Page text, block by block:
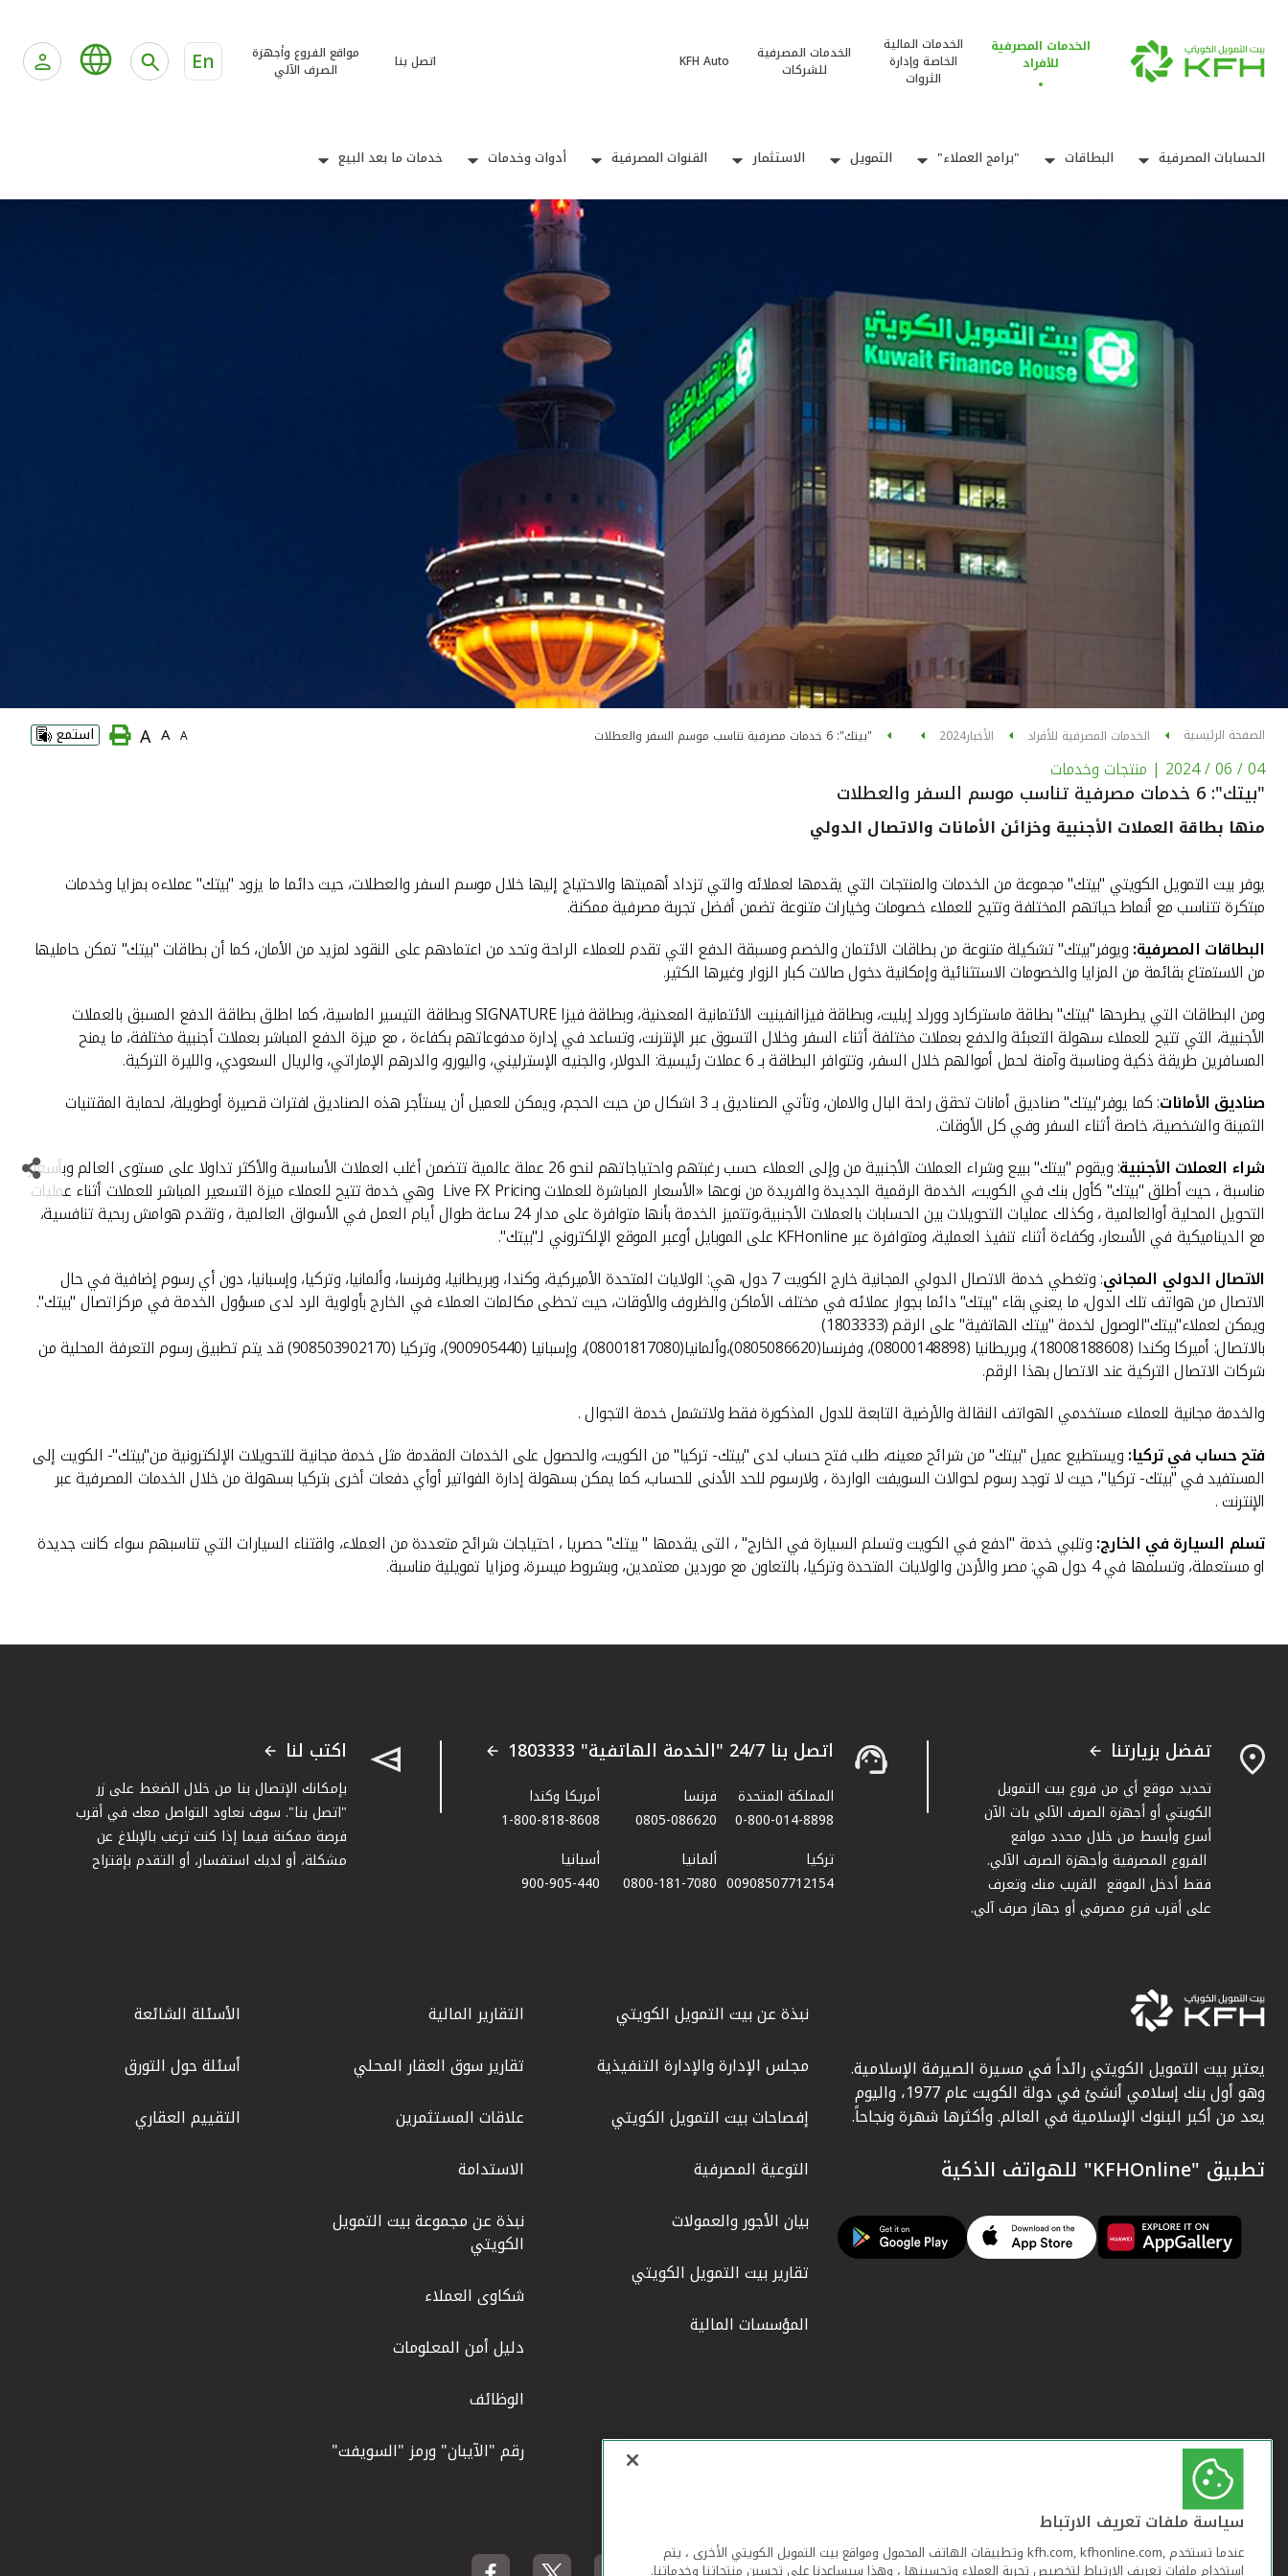
الخدمات المصرفية
للأفراد
الخدمات المالية
الخاصة وإدارة
الثروات
الخدمات المصرفية
للشركات
KFH Auto اتصل بنا
مواقع الفروع وأجهزة
الصرف الآلي
En
الحسابات المصرفية البطاقات "برامج العملاء" التمويل الاستثمار القنوات المصرفية أدوات وخدمات خدمات ما بعد البيع
الصفحة الرئيسية الخدمات المصرفية للأفراد الأخبار2024 "بيتك": 6 خدمات مصرفية تناسب موسم السفر والعطلات A
A
A استمع
04 / 06 / 2024 | منتجات وخدمات
"بيتك": 6 خدمات مصرفية تناسب موسم السفر والعطلات
منها بطاقة العملات الأجنبية وخزائن الأمانات والاتصال الدولي
يوفر بيت التمويل الكويتي "بيتك" مجموعة من الخدمات والمنتجات التي يقدمها لعملائه والتي تزداد أهميتها والاحتياج إليها خلال موسم السفر والعطلات، حيث دائما ما يزود "بيتك" عملاءه بمزايا وخدمات
مبتكرة تتناسب مع أنماط حياتهم المختلفة وتتيح للعملاء خصومات وخيارات متنوعة تضمن أفضل تجربة مصرفية ممكنة.
البطاقات المصرفية:ويوفر"بيتك" تشكيلة متنوعة من بطاقات الائتمان والخصم ومسبقة الدفع التي تقدم للعملاء الراحة وتحد من اعتمادهم على النقود لمزيد من الأمان، كما أن بطاقات "بيتك" تمكن حامليها
من الاستمتاع بقائمة من المزايا والخصومات الاستثنائية وإمكانية دخول صالات كبار الزوار وغيرها الكثير.
ومن البطاقات التي يطرحها "بيتك" بطاقة ماستركارد وورلد إيليت، وبطاقة فيزاانفينيت الائتمانية المعدنية، وبطاقة فيزا SIGNATURE وبطاقة التيسير الماسية، كما اطلق بطاقة الدفع المسبق بالعملات
الأجنبية، التي تتيح للعملاء سهولة التعبئة والدفع بعملات مختلفة أثناء السفر وخلال التسوق عبر الإنترنت، وتساعد في إدارة مدفوعاتهم بكفاءة ، مع ميزة الدفع المباشر بعملات أجنبية مختلفة، ما يمنح
المسافرين طريقة ذكية ومناسبة وآمنة لحمل أموالهم خلال السفر، وتتوافر البطاقة بـ 6 عملات رئيسية: الدولار، والجنيه الإسترليني، واليورو، والدرهم الإماراتي، والريال السعودي، والليرة التركية.
صناديق الأمانات
: كما يوفر"بيتك" صناديق أمانات تحقق راحة البال والامان، وتأتي الصناديق بـ 3 اشكال من حيث الحجم، ويمكن للعميل أن يستأجر هذه الصناديق لفترات قصيرة أوطويلة، لحماية المقتنيات
الثمينة والشخصية، خاصة أثناء السفر وفي كل الأوقات.
شراء العملات الأجنبية
: ويقوم "بيتك" ببيع وشراء العملات الأجنبية من وإلى العملاء حسب رغبتهم واحتياجاتهم لنحو 26 عملة عالمية تتضمن أغلب العملات الأساسية والأكثر تداولا على مستوى العالم وبأسعار
مناسبة ، حيث أطلق "بيتك" كأول بنك في الكويت، الخدمة الرقمية الجديدة والفريدة من نوعها «الأسعار المباشرة للعملات Live FX Pricing وهي خدمة تتيح للعملاء ميزة التسعير المباشر للعملات أثناء عمليات
التحويل المحلية أوالعالمية ، وكذلك عمليات التحويلات بين الحسابات بالعملات الأجنبية،وتتميز الخدمة بأنها متوافرة على مدار 24 ساعة طوال أيام العمل في الأسواق العالمية ، وتقدم هوامش ربحية تنافسية،
مع الديناميكية في الأسعار، وكفاءة أثناء تنفيذ العملية، ومتوافرة عبر KFHonline على الموبايل أوعبر الموقع الإلكتروني لـ"بيتك".
الاتصال الدولي المجاني
: وتغطي خدمة الاتصال الدولي المجانية خارج الكويت 7 دول، هي: الولايات المتحدة الأميركية، وكندا، وبريطانيا، وفرنسا، وألمانيا، وتركيا، وإسبانيا، دون أي رسوم إضافية في حال
الاتصال من هواتف تلك الدول، ما يعني بقاء "بيتك" دائما بجوار عملائه في مختلف الأماكن والظروف والأوقات، حيث تحظى مكالمات العملاء في الخارج بأولوية الرد لدى مسؤول الخدمة في مركزاتصال "بيتك".
ويمكن لعملاء"بيتك"الوصول لخدمة "بيتك الهاتفية" على الرقم (1803333)
بالاتصال: أميركا وكندا (18008188608)، وبريطانيا (08000148898)، وفرنسا(0805086620)،وألمانيا(08001817080)، وإسبانيا (900905440)، وتركيا (908503902170) قد يتم تطبيق رسوم التعرفة المحلية من
شركات الاتصال التركية عند الاتصال بهذا الرقم.
والخدمة مجانية للعملاء مستخدمي الهواتف النقالة والأرضية التابعة للدول المذكورة فقط ولاتشمل خدمة التجوال .
فتح حساب في تركيا:ويستطيع عميل "بيتك" من شرائح معينه، طلب فتح حساب لدى "بيتك- تركيا" من الكويت، والحصول على الخدمات المقدمة مثل خدمة مجانية للتحويلات الإلكترونية من"بيتك"- الكويت إلى
المستفيد في "بيتك- تركيا"، حيث لا توجد رسوم لحوالات السويفت الواردة ، ولارسوم للحد الأدنى للحساب، كما يمكن بسهولة إدارة الفواتير أوأي دفعات أخرى بتركيا بسهولة من خلال الخدمات المصرفية عبر
الإنترنت .
تسلم السيارة في الخارج:وتلبي خدمة "ادفع في الكويت وتسلم السيارة في الخارج" ، التى يقدمها " بيتك" حصريا ، احتياجات شرائح متعددة من العملاء، واقتناء السيارات التي تناسبهم سواء كانت جديدة
او مستعملة، وتسلمها في 4 دول هي: مصر والأردن والولايات المتحدة وتركيا، بالتعاون مع موردين معتمدين، وبشروط ميسرة، ومزايا تمويلية مناسبة.
تفضل بزيارتنا
تحديد موقع أي من فروع بيت التمويل
الكويتي أو أجهزة الصرف الآلي بات الآن
أسرع وأبسط من خلال محدد مواقع
الفروع المصرفية وأجهزة الصرف الآلي.
فقط أدخل الموقع القريب منك وتعرف
على أقرب فرع مصرفي أو جهاز صرف آلي.
اتصل بنا 24/7 "الخدمة الهاتفية" 1803333
المملكة المتحدة
0-800-014-8898
فرنسا
0805-086620
أمريكا وكندا
1-800-818-8608
تركيا
00908507712154​
ألمانيا
0800-181-7080
أسبانيا
900-905-440
اكتب لنا
بإمكانك الإتصال بنا من خلال الضغط على زر
"اتصل بنا". سوف نعاود التواصل معك في أقرب
فرصة ممكنة فيما إذا كنت ترغب بالإبلاغ عن
مشكلة، أو لديك استفسار، أو التقدم بإقتراح
يعتبر بيت التمويل الكويتي رائداً في مسيرة الصيرفة الإسلامية.
وهو أول بنك إسلامي أنشئ في دولة الكويت عام 1977، واليوم
يعد من أكبر البنوك الإسلامية في العالم. وأكثرها شهرة ونجاحاً.
تطبيق "KFHOnline" للهواتف الذكية
نبذة عن بيت التمويل الكويتي
مجلس الإدارة والإدارة التنفيذية
إفصاحات بيت التمويل الكويتي
التوعية المصرفية
بيان الأجور والعمولات
تقارير بيت التمويل الكويتي
المؤسسات المالية
التقارير المالية
تقارير سوق العقار المحلي
علاقات المستثمرين
الاستدامة
نبذة عن مجموعة بيت التمويل
الكويتي
شكاوى العملاء
دليل أمن المعلومات
الوظائف
رقم "الآيبان" ورمز "السويفت"
الأسئلة الشائعة
أسئلة حول التورق
التقييم العقاري
سياسة ملفات تعريف الارتباط
عندما تستخدم ,kfh.com, kfhonline.com وتطبيقات الهاتف المحمول ومواقع بيت التمويل الكويتي الأخرى ، يتم
استخدام ملفات تعريف الارتباط لتخصيص تجربة العملاء وتحسينها ، وهذا سيساعدنا على تحسين منتجاتنا وخدماتنا.